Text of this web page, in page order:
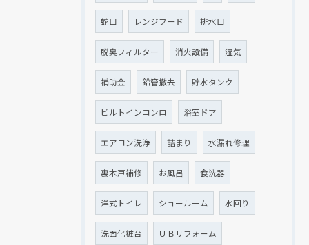
蛇口 レンジフード 排水口
脱臭フィルター 消火設備 湿気
補助金 鉛管撤去 貯水タンク
ビルトインコンロ 浴室ドア
エアコン洗浄 詰まり 水漏れ修理
裏木戸補修 お風呂 食洗器
洋式トイレ ショールーム 水回り
洗面化粧台 ＵＢリフォーム